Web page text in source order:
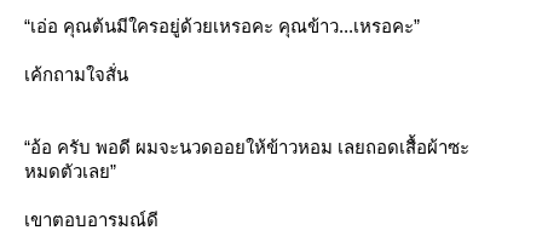
“เอ่อ คุณต้นมีใครอยู่ด้วยเหรอคะ คุณข้าว...เหรอคะ”
เค้กถามใจสั่น
“อ้อ ครับ พอดี ผมจะนวดออยให้ข้าวหอม เลยถอดเสื้อผ้าซะ
หมดตัวเลย”
เขาตอบอารมณ์ดี